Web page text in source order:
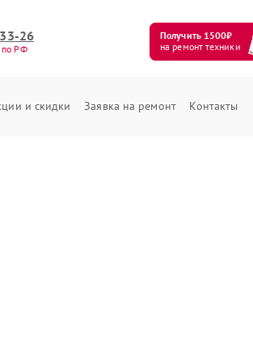
26
по РФ
Получить 1500₽
на ремонт техники
и скидки Заявка на ремонт Контакты